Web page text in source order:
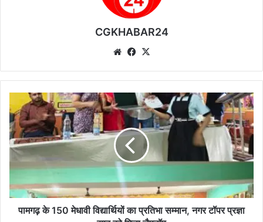
CGKHABAR24
We
te
Fa
bo
ok
म
ग
ढ़
के
1
5
0
मे
पामगढ़ के 150 मेधावी विद्यार्थियों का प्रतिभा सम्मान, नगर टॉपर प्रज्ञा